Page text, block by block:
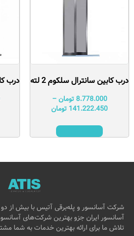
درب کابین سانترال سلکوم 2 لته
8.778.000 تومان –
141.222.450 تومان
انتخاب گزینه‌ها
درب
شرکت آسانسور و پله‌برقی آتیس با بیش از
آسانسور ایران جزو بهترین شرکت‌های
تلاش ما برای ارائه بهترین خدمات به شما